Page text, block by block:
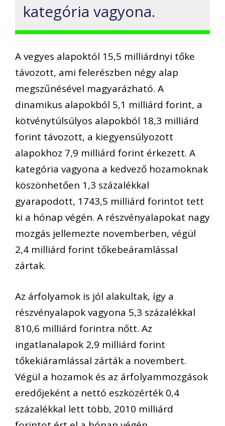
kategória vagyona.
A vegyes alapoktól 15,5 milliárdnyi tőke
távozott, ami felerészben négy alap
megszűnésével magyarázható. A
dinamikus alapokból 5,1 milliárd forint, a
kötvénytúlsúlyos alapokból 18,3 milliárd
forint távozott, a kiegyensúlyozott
alapokhoz 7,9 milliárd forint érkezett. A
kategória vagyona a kedvező hozamoknak
köszönhetően 1,3 százalékkal
gyarapodott, 1743,5 milliárd forintot tett
ki a hónap végén. A részvényalapokat nagy
mozgás jellemezte novemberben, végül
2,4 milliárd forint tőkebeáramlással
zártak.
Az árfolyamok is jól alakultak, így a
részvényalapok vagyona 5,3 százalékkal
810,6 milliárd forintra nőtt. Az
ingatlanalapok 2,9 milliárd forint
tőkekiáramlással zárták a novembert.
Végül a hozamok és az árfolyammozgások
eredőjeként a nettó eszközérték 0,4
százalékkal lett több, 2010 milliárd